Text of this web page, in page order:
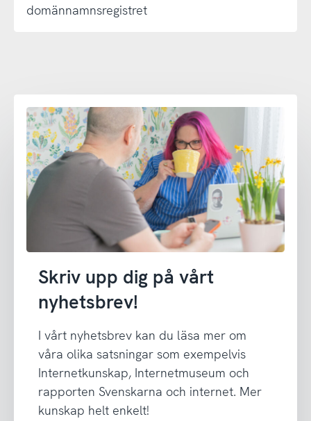
domännamnsregistret
Skriv upp dig på vårt
nyhetsbrev!
I vårt nyhetsbrev kan du läsa mer om
våra olika satsningar som exempelvis
Internetkunskap, Internetmuseum och
rapporten Svenskarna och internet. Mer
kunskap helt enkelt!